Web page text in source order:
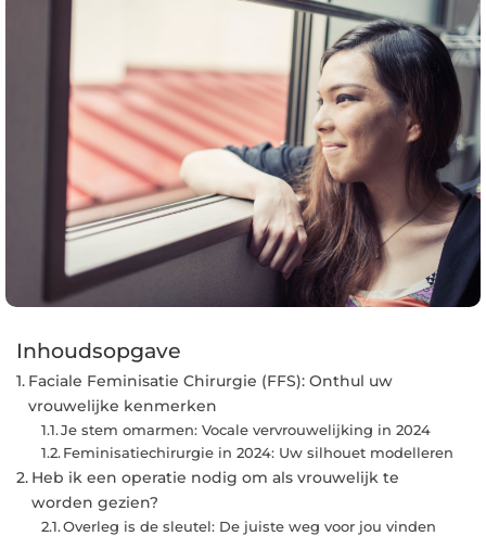
Inhoudsopgave
Faciale Feminisatie Chirurgie (FFS): Onthul uw
vrouwelijke kenmerken
Je stem omarmen: Vocale vervrouwelijking in 2024
Feminisatiechirurgie in 2024: Uw silhouet modelleren
Heb ik een operatie nodig om als vrouwelijk te
worden gezien?
Overleg is de sleutel: De juiste weg voor jou vinden